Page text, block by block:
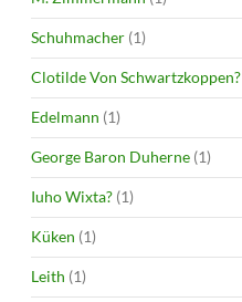
Schuhmacher (1)
Clotilde Von Schwartzkoppen?
Edelmann (1)
George Baron Duherne (1)
Iuho Wixta? (1)
Küken (1)
Leith (1)